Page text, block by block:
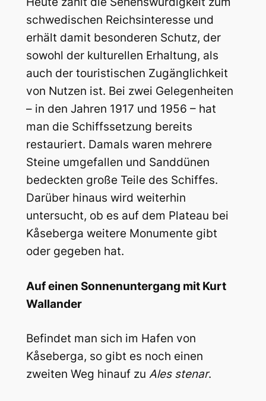
schwedischen Reichsinteresse und
erhält damit besonderen Schutz, der
sowohl der kulturellen Erhaltung, als
auch der touristischen Zugänglichkeit
von Nutzen ist. Bei zwei Gelegenheiten
– in den Jahren 1917 und 1956 – hat
man die Schiffssetzung bereits
restauriert. Damals waren mehrere
Steine umgefallen und Sanddünen
bedeckten große Teile des Schiffes.
Darüber hinaus wird weiterhin
untersucht, ob es auf dem Plateau bei
Kåseberga weitere Monumente gibt
oder gegeben hat.
Auf einen Sonnenuntergang mit Kurt
Wallander
Befindet man sich im Hafen von
Kåseberga, so gibt es noch einen
zweiten Weg hinauf zu Ales stenar.